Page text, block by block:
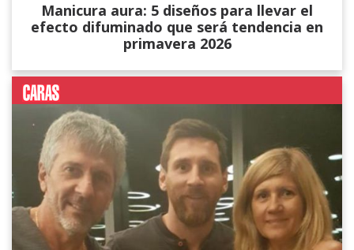
Manicura aura: 5 diseños para llevar el
efecto difuminado que será tendencia en
primavera 2026